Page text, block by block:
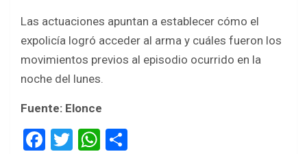
Las actuaciones apuntan a establecer cómo el
expolicía logró acceder al arma y cuáles fueron los
movimientos previos al episodio ocurrido en la
noche del lunes.
Fuente: Elonce
F
T
W